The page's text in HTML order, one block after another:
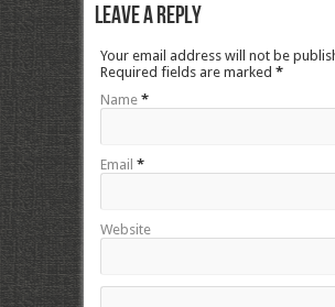
Leave a Reply
Your email address will not be
Required fields are marked *
Name *
Email *
Website